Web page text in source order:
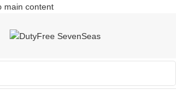
main content